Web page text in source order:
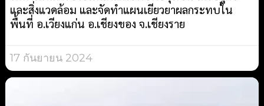
และสิ่งแวดล้อม และจัดทำแผนเยียวยาผลกระทบใน
พื้นที่ อ.เวียงแก่น อ.เชียงของ จ.เชียงราย
17 กันยายน 2024